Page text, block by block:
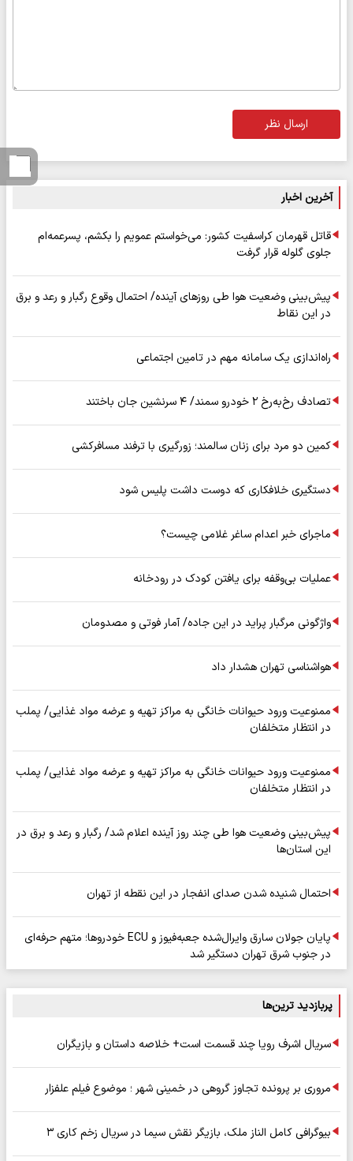
ارسال نظر
آخرین اخبار
قاتل قهرمان کراسفیت کشور: می‌خواستم عمویم را بکشم، پسرعمه‌ام
جلوی گلوله قرار گرفت
پیش‌بینی وضعیت هوا طی روزهای آینده/ احتمال وقوع رگبار و رعد و برق
در این نقاط
راه‌اندازی یک سامانه مهم در تامین اجتماعی
تصادف رخ‌به‌رخ ۲ خودرو سمند/ ۴ سرنشین جان باختند
کمین دو مرد برای زنان سالمند؛ زورگیری با ترفند مسافرکشی
دستگیری خلافکاری که دوست داشت پلیس شود
ماجرای خبر اعدام ساغر غلامی چیست؟
عملیات بی‌وقفه برای یافتن کودک در رودخانه
واژگونی مرگبار پراید در این جاده/ آمار فوتی و مصدومان
هواشناسی تهران هشدار داد
ممنوعیت ورود حیوانات خانگی به مراکز تهیه و عرضه مواد غذایی/ پملب
در انتظار متخلفان
ممنوعیت ورود حیوانات خانگی به مراکز تهیه و عرضه مواد غذایی/ پملب
در انتظار متخلفان
پیش‌بینی وضعیت هوا طی چند روز آینده اعلام شد/ رگبار و رعد و برق در
این استان‌ها
احتمال شنیده شدن صدای انفجار در این نقطه از تهران
پایان جولان سارق وایرال‌شده جعبه‌فیوز و ECU خودروها؛ متهم حرفه‌ای
در جنوب شرق تهران دستگیر شد
پربازدید ترین‌ها
سریال اشرف رویا چند قسمت است+ خلاصه داستان و بازیگران
مروری بر پرونده تجاوز گروهی در خمینی شهر ؛ موضوع فیلم علفزار
بیوگرافی کامل الناز ملک، بازیگر نقش سیما در سریال زخم کاری ۳